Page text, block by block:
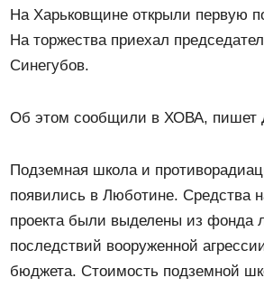
На Харьковщине открыли первую
На торжества приехал
Синегубов.
Об этом сообщили в ХОВА, пишет
Подземная школа и
появились в Люботине. Средства
проекта были выделены из фонда
последствий вооруженной
бюджета. Стоимость подземной